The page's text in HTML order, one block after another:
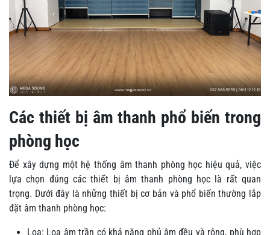
Các thiết bị âm thanh phổ biến trong
phòng học
Để xây dựng một hệ thống âm thanh phòng học hiệu quả, việc
lựa chọn đúng các thiết bị âm thanh phòng học là rất quan
trọng. Dưới đây là những thiết bị cơ bản và phổ biến thường lắp
đặt âm thanh phòng học:
Loa: Loa âm trần có khả năng phủ âm đều và rộng, phù hợp